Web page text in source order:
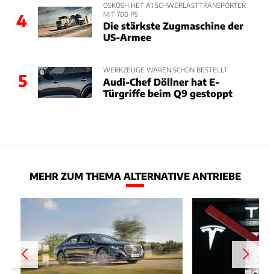
4
OSKOSH HET A1 SCHWERLASTTRANSPORTER
MIT 700 PS
Die stärkste Zugmaschine der
US-Armee
5
WERKZEUGE WAREN SCHON BESTELLT
Audi-Chef Döllner hat E-
Türgriffe beim Q9 gestoppt
MEHR ZUM THEMA ALTERNATIVE ANTRIEBE